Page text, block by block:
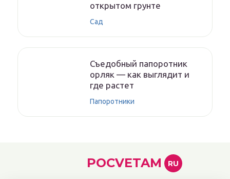
открытом грунте
Сад
Съедобный папоротник
орляк — как выглядит и
где растет
Папоротники
POCVETAM RU